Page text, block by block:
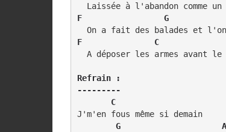
F                 G
F               C
A déposer les armes avant le
Refrain :
---------
       C
J'm'en fous même si demain
G